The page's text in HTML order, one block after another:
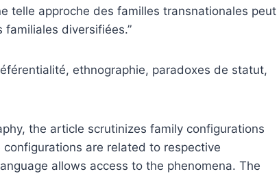
telle approche des familles transnationales peut
diversifiées.”
ethnographie, paradoxes de statut,
the article scrutinizes family configurations
are related to respective
allows access to the phenomena. The